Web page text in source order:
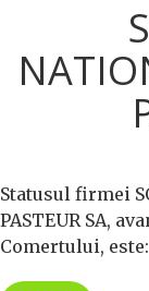
Statusul firmei
PASTEUR SA,
Comertului, este: